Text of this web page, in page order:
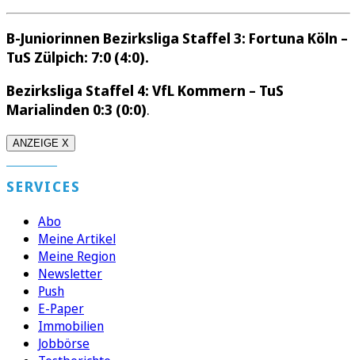
B-Juniorinnen Bezirksliga Staffel 3: Fortuna Köln –
TuS Zülpich: 7:0 (4:0).
Bezirksliga Staffel 4: VfL Kommern – TuS
Marialinden 0:3 (0:0).
ANZEIGE X
SERVICES
Abo
Meine Artikel
Meine Region
Newsletter
Push
E-Paper
Immobilien
Jobbörse